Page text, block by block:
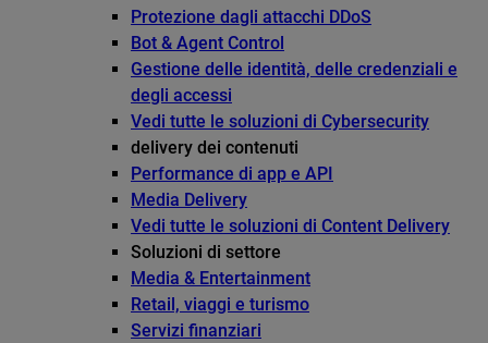
Protezione dagli attacchi DDoS
Bot & Agent Control
Gestione delle identità, delle credenziali e
degli accessi
Vedi tutte le soluzioni di Cybersecurity
delivery dei contenuti
Performance di app e API
Media Delivery
Vedi tutte le soluzioni di Content Delivery
Soluzioni di settore
Media & Entertainment
Retail, viaggi e turismo
Servizi finanziari